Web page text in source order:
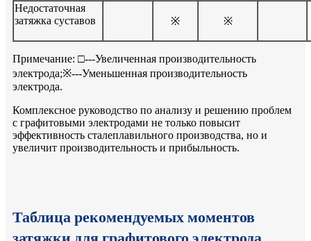
Недостаточная
затяжка суставов
※ ※
Примечание: □---Увеличенная производительность
электрода;※---Уменьшенная производительность
электрода.
Комплексное руководство по анализу и решению проблем
с графитовыми электродами не только повысит
эффективность сталеплавильного производства, но и
увеличит производительность и прибыльность.
Таблица рекомендуемых моментов